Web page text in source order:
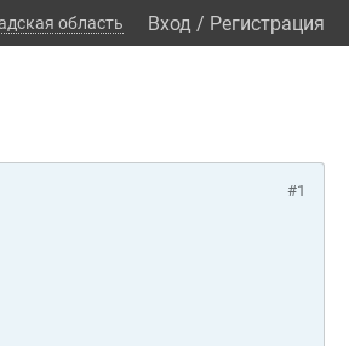
область Вход / Регистрация
#1